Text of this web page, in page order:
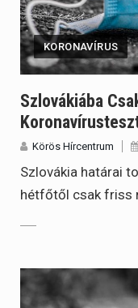
KORONAVÍRUS
Szlovákiába
Körös Hírcentrum
Szlovákia határai
hétfőtől csak friss